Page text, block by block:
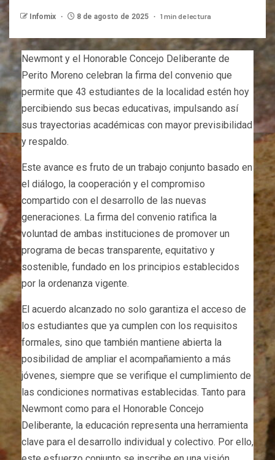
Infomix 8 de agosto de 2025 1 min de lectura
Newmont y el Honorable Concejo Deliberante de
Perito Moreno celebran la firma del convenio que
permite que 43 estudiantes de la localidad estén hoy
percibiendo sus becas educativas, impulsando así
sus trayectorias académicas con mayor previsibilidad
y respaldo.
Este avance es fruto de un trabajo conjunto basado en
el diálogo, la cooperación y el compromiso
compartido con el desarrollo de las nuevas
generaciones. La firma del convenio ratifica la
voluntad de ambas instituciones de promover un
programa de becas transparente, equitativo y
sostenible, fundado en los principios establecidos
por la ordenanza vigente.
El acuerdo alcanzado no solo garantiza el acceso de
los estudiantes que ya cumplen con los requisitos
formales, sino que también mantiene abierta la
posibilidad de ampliar el acompañamiento a más
jóvenes, siempre que se verifique el cumplimiento de
las condiciones normativas establecidas. Tanto para
Newmont como para el Honorable Concejo
Deliberante, la educación representa una herramienta
clave para el desarrollo individual y colectivo. Por ello,